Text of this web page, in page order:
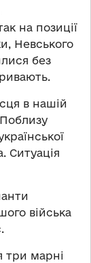
на позиції
Невського
без
в нашій
Ситуація
війська
три марні